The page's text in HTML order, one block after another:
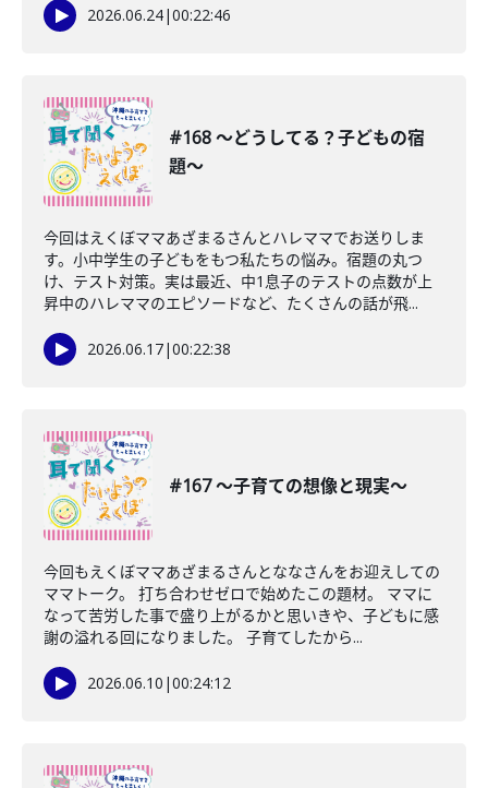
2026.06.24|00:22:46
#168 〜どうしてる？子どもの宿
題〜
今回はえくぼママあざまるさんとハレママでお送りしま
す。小中学生の子どもをもつ私たちの悩み。宿題の丸つ
け、テスト対策。実は最近、中1息子のテストの点数が上
昇中のハレママのエピソードなど、たくさんの話が飛...
2026.06.17|00:22:38
#167 〜子育ての想像と現実〜
今回もえくぼママあざまるさんとななさんをお迎えしての
ママトーク。 打ち合わせゼロで始めたこの題材。 ママに
なって苦労した事で盛り上がるかと思いきや、子どもに感
謝の溢れる回になりました。 子育てしたから...
2026.06.10 |00:24:12